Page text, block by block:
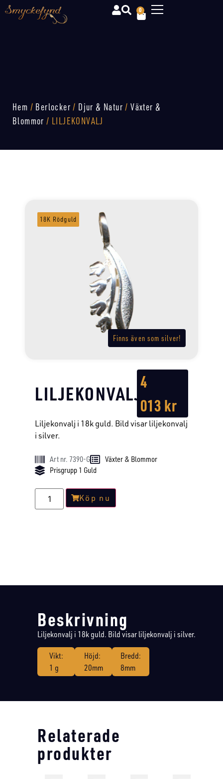
0
Hem / Berlocker / Djur & Natur /Växter &
Blommor / LILJEKONVALJ
Finns även som silver!
18K Rödguld
LILJEKONVALJ
4
013kr
Liljekonvalj i 18k guld. Bild visar liljekonvalj
i silver.
Art nr. 7390-G
Växter & Blommor
Prisgrupp 1 Guld
Köp nu
Beskrivning
Liljekonvalj i 18k guld. Bild visar liljekonvalj i silver.
Vikt:
1 g
Höjd:
20mm
Bredd:
8mm
Relaterade
produkter